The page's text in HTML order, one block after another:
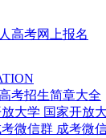
高考网上报名
考招生简章大全
国家开放
成考微